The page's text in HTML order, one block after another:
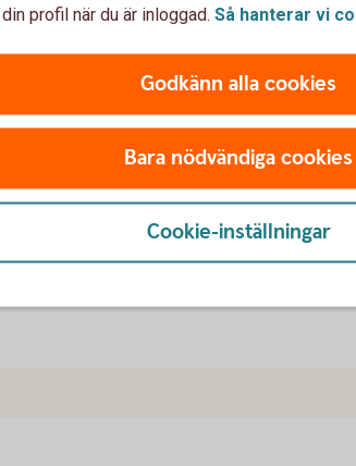
som är viktigt att tänka
ett stärkt konsumentskydd. Syftet med
i ditt bolåneerbjudande.
profil när du är inloggad. Så hanterar vi
Godkänn alla cookies
Bara nödvändiga cookies
Cookie-inställningar